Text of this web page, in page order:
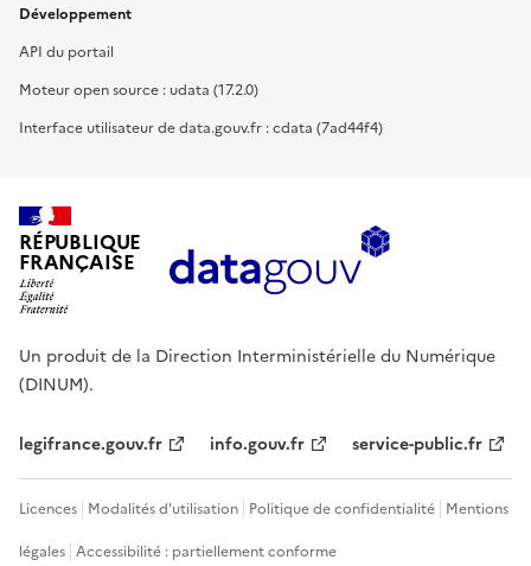
Développement
API du portail
Moteur open source : udata (17.2.0)
Interface utilisateur de data.gouv.fr : cdata (7ad44f4)
RÉPUBLIQUE
FRANÇAISE
Un produit de la Direction Interministérielle du Numérique
(DINUM).
legifrance.gouv.fr info.gouv.fr service-public.fr
Licences Modalités d'utilisation Politique de confidentialité Mentions
légales Accessibilité : partiellement conforme